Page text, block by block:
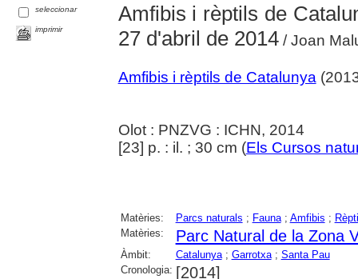
seleccionar
imprimir
Amfibis i rèptils de
27 d'abril de 2014/ Joan
Amfibis i rèptils de Catalunya
Olot : PNZVG : ICHN, 2014
[23] p. : il. ; 30 cm (Els Cursos
Matèries: Parcs naturals ; Fauna; Amfibis ;
Matèries:
Parc Natural de la Zona
Àmbit: Catalunya; Garrotxa; Santa Pau
Cronologia: [2014]